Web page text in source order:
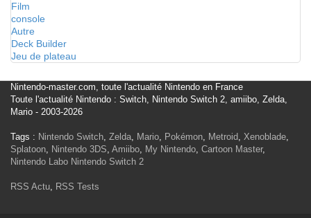
Film
console
Autre
Deck Builder
Jeu de plateau
Nintendo-master.com, toute l'actualité Nintendo en France
Toute l'actualité Nintendo : Switch, Nintendo Switch 2, amiibo, Zelda,
Mario - 2003-2026
Tags : Nintendo Switch, Zelda, Mario, Pokémon, Metroid, Xenoblade,
Splatoon, Nintendo 3DS, Amiibo, My Nintendo, Cartoon Master,
Nintendo Labo Nintendo Switch 2
RSS Actu, RSS Tests